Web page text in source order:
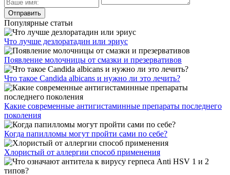
Популярные статьи
Что лучше дезлоратадин или эриус
Появление молочницы от смазки и презервативов
Что такое Candida albicans и нужно ли это лечить?
Какие современные антигистаминные препараты последнего
поколения
Когда папилломы могут пройти сами по себе?
Хлористый от аллергии способ применения